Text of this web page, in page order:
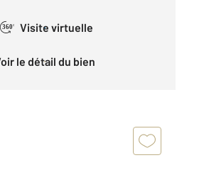
360° Visite virtuelle
Voir le détail du bien